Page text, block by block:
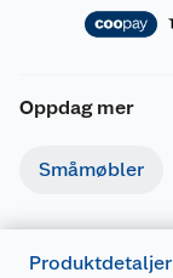
Oppdag mer
Småmøbler
Produktdetaljer